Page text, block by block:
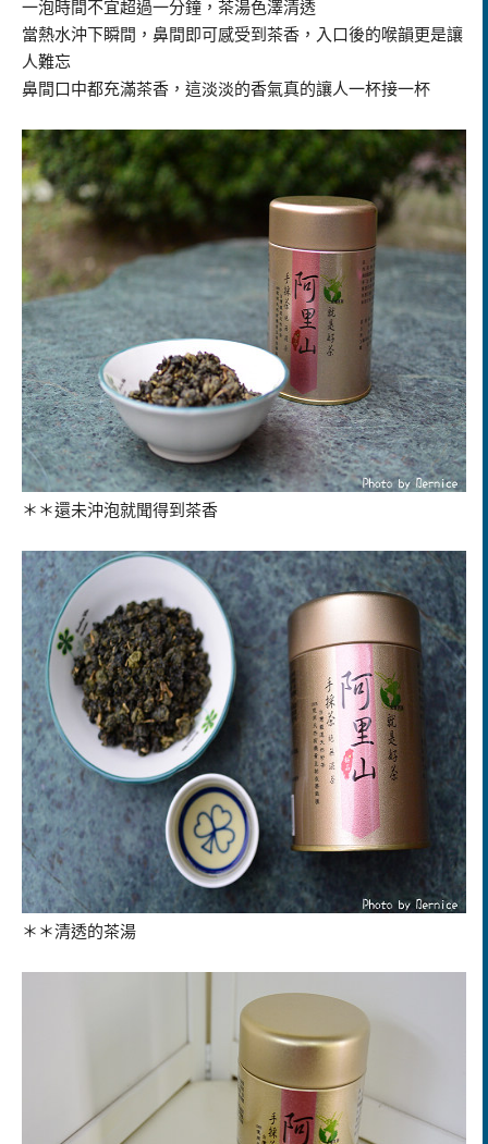
一泡時間不宜超過一分鐘，茶湯色澤清透
當熱水沖下瞬間，鼻間即可感受到茶香，入口後的喉韻更是讓
人難忘
鼻間口中都充滿茶香，這淡淡的香氣真的讓人一杯接一杯
＊＊還未沖泡就聞得到茶香
＊＊清透的茶湯